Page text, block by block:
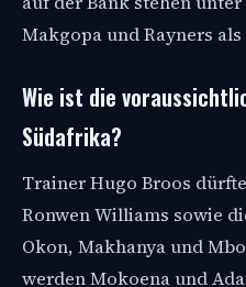
Makgopa und Rayners
Wie ist die
Südafrika?
Trainer Hugo Broos
Ronwen Williams sowie
Okon, Makhanya und
werden Mokoena und